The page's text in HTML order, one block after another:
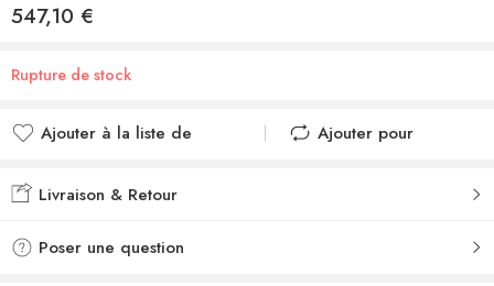
547,10 €
Rupture de stock
Ajouter à la liste de
Ajouté à la liste de
Ajouter pour
Livraison & Retour
Poser une question